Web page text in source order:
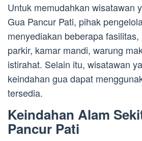
Untuk memudahkan wisatawan
Gua Pancur Pati, pihak
menyediakan beberapa
parkir, kamar mandi, warung
istirahat. Selain itu, wisatawan
keindahan gua dapat
tersedia.
Keindahan Alam
Pancur Pati